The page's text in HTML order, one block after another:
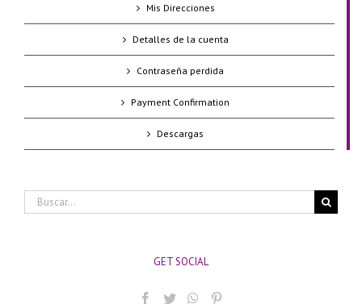
Mis Direcciones
Detalles de la cuenta
Contraseña perdida
Payment Confirmation
Descargas
Buscar:
GET SOCIAL